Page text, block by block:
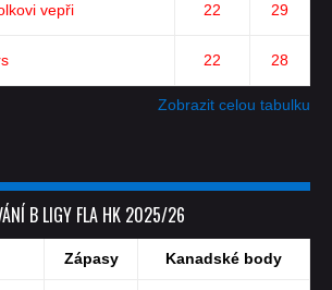
vepři 22 29
22 28
Zobrazit celou tabulku
B LIGY FLA HK 2025/26
Zápasy Kanadské body